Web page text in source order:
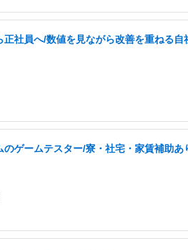
正社員へ/数値を見ながら改善を重ねる
ゲームテスター/寮・社宅・家賃補助あ